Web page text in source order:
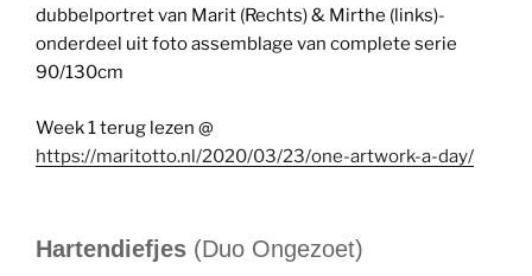
dubbelportret van Marit (Rechts) & Mirthe (links)-
onderdeel uit foto assemblage van complete serie
90/130cm
Week 1 terug lezen @
https://maritotto.nl/2020/03/23/one-artwork-a-day/
Hartendiefjes (Duo Ongezoet)